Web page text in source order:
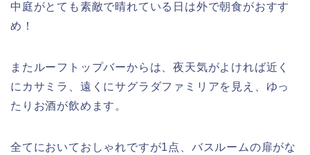
中庭がとても素敵で晴れている日は外で朝食がおすす
め！
またルーフトップバーからは、夜天気がよければ近く
にカサミラ、遠くにサグラダファミリアを見え、ゆっ
たりお酒が飲めます。
全てにおいておしゃれですが1点、バスルームの扉がな